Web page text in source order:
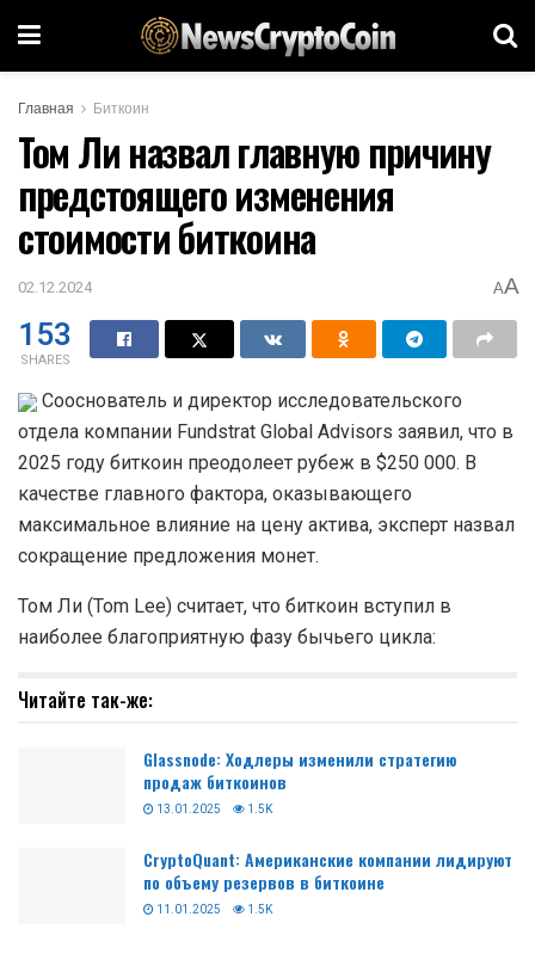
Главная Биткоин
Том Ли назвал главную причину
предстоящего изменения
стоимости биткоина
02.12.2024 AA
153
SHARES
Сооснователь и директор исследовательского
отдела компании Fundstrat Global Advisors заявил, что в
2025 году биткоин преодолеет рубеж в $250 000. В
качестве главного фактора, оказывающего
максимальное влияние на цену актива, эксперт назвал
сокращение предложения монет.
Том Ли (Tom Lee) считает, что биткоин вступил в
наиболее благоприятную фазу бычьего цикла:
Читайте так-же:
Glassnode: Ходлеры изменили стратегию
продаж биткоинов
13.01.2025 1.5K
CryptoQuant: Американские компании лидируют
по объему резервов в биткоине
11.01.2025 1.5K